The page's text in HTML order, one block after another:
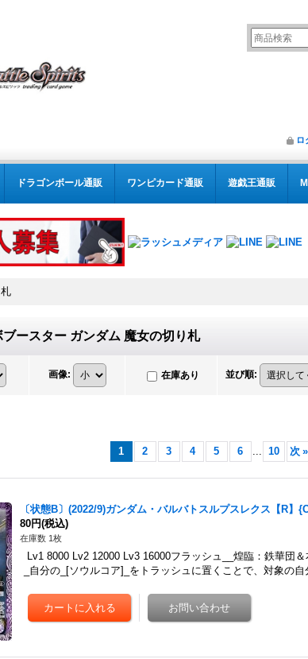
ロ
ドラゴンボール通販 ワンピカード通販 遊戯王通販
ースター ガンダム 魔女の切り札
画像: 在庫あり 並び順:
1 2 3 4 5 6 ... 10 次 »
〔状態B〕(2022/9)ガンダム・バルバトスルプスレクス【R】
80円(税込)
在庫数 1枚
Lv1 8000 Lv2 12000 Lv3 16000フラッシュ__煌臨：鉄華団
_自分の_[ソウルコア]_をトラッシュに置くことで、対象の